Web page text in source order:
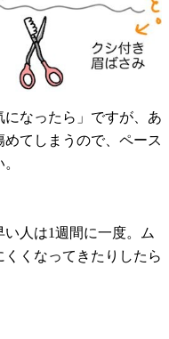
なったら」ですが、あ
てしまうので、ペース
人は1週間に一度。ム
くなってきたりしたら